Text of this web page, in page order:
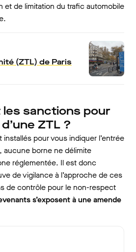
et de limitation du trafic automobile
(ZTL) de Paris
les sanctions pour
ZTL ?
pour vous indiquer l’entrée
aucune borne ne délimite
réglementée. Il est donc
de vigilance à l’approche de ces
de contrôle pour le non-respect
s’exposent à une amende